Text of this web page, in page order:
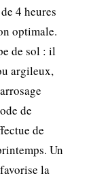
4 heures
optimale.
de sol : il
argileux,
de
de
Un
la